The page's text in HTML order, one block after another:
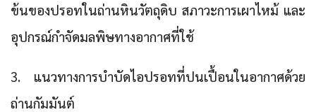
ข้นของปรอทในถ่านหินวัตถุดิบ สภาวะการเผาไหม้ และ
อุปกรณ์กำจัดมลพิษทางอากาศที่ใช้
3. แนวทางการบำบัดไอปรอทที่ปนเปื้อนในอากาศด้วย
ถ่านกัมมันต์